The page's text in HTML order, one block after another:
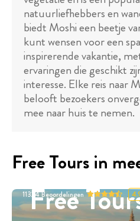
natuurliefhebbers en
biedt Moshi een beetje
kunt wensen voor een
inspirerende vakantie,
ervaringen die geschikt
interesse. Elke reis naar
belooft bezoekers
mee naar huis te nemen.
Free Tours in
Free
11324Beoordelingen